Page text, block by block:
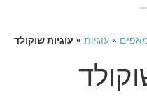
» עוגיות » עוגיות שוקולד